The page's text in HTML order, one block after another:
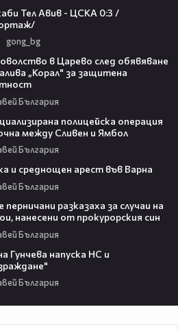
Тел Авив - ЦСКА 0:3 /
gong_bg
в Царево след обявяване
„Корал" за защитена
България
полицейска операция
между Сливен и Ямбол
България
и среднощен арест във Варна
България
разказаха за случаи на
нанесени от прокурорския син
България
Гунчева напуска НС и
България